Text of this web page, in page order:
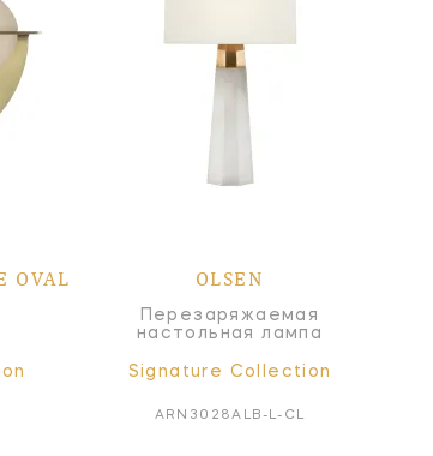
OVAL OLSEN
Перезаряжаемая
настольная лампа
Signature Collection
ARN3028ALB-L-CL